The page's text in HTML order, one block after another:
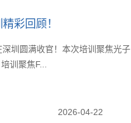
彩回顾！
圳圆满收官！本次培训聚焦光子
训聚焦F...
2026-04-22